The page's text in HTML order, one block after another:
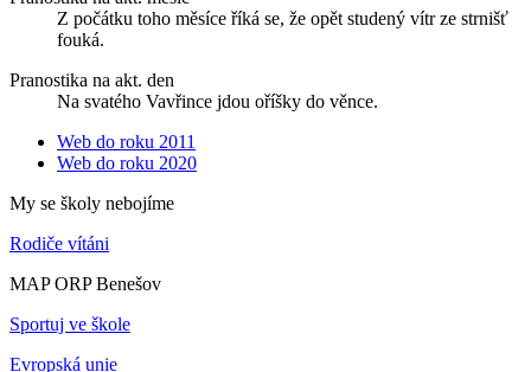
Z počátku toho měsíce říká se, že opět studený vítr ze strnišť
fouká.
Pranostika na akt. den
Na svatého Vavřince jdou oříšky do věnce.
Web do roku 2011
Web do roku 2020
My se školy nebojíme
Rodiče vítáni
MAP ORP Benešov
Sportuj ve škole
Evropská unie